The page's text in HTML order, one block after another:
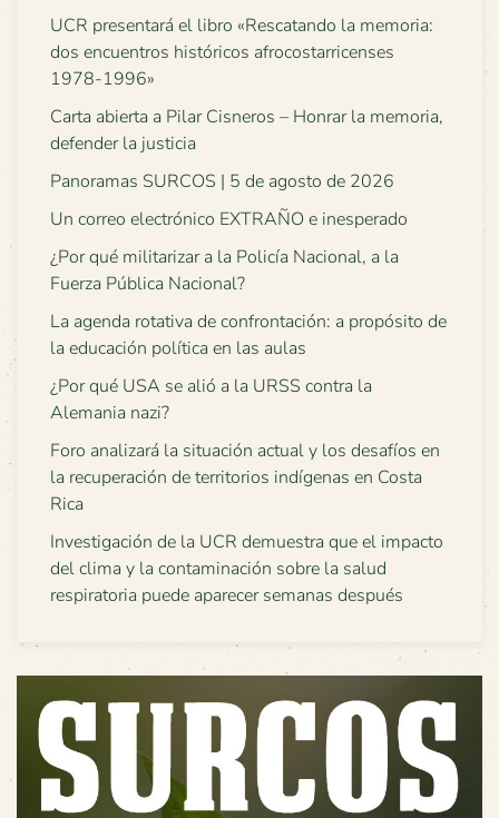
UCR presentará el libro «Rescatando la memoria:
dos encuentros históricos afrocostarricenses
1978-1996»
Carta abierta a Pilar Cisneros – Honrar la memoria,
defender la justicia
Panoramas SURCOS | 5 de agosto de 2026
Un correo electrónico EXTRAÑO e inesperado
¿Por qué militarizar a la Policía Nacional, a la
Fuerza Pública Nacional?
La agenda rotativa de confrontación: a propósito de
la educación política en las aulas
¿Por qué USA se alió a la URSS contra la
Alemania nazi?
Foro analizará la situación actual y los desafíos en
la recuperación de territorios indígenas en Costa
Rica
Investigación de la UCR demuestra que el impacto
del clima y la contaminación sobre la salud
respiratoria puede aparecer semanas después